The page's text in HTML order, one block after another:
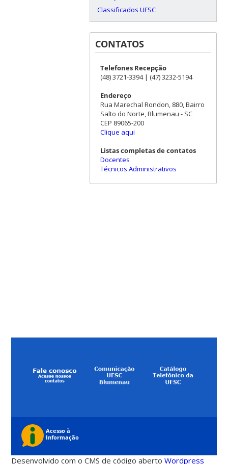
Classificados UFSC
CONTATOS
Telefones Recepção
(48) 3721-3394 | (47) 3232-5194
Endereço
Rua Marechal Rondon, 880, Bairro
Salto do Norte, Blumenau - SC
CEP 89065-200
Clique aqui
Listas completas de contatos
Docentes
Técnicos Administrativos
Desenvolvido com o CMS de código abertoWordpress